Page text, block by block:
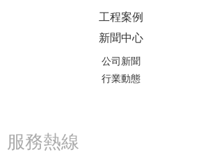
工程案例
新聞中心
公司新聞
行業動態
服務熱線